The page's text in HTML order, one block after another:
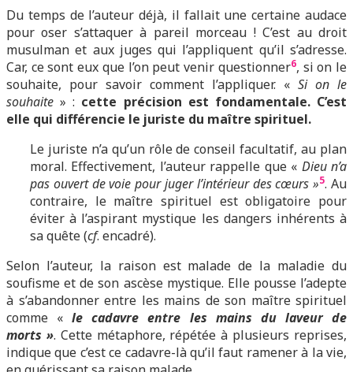
Du temps de l’auteur déjà, il fallait une certaine audace
pour oser s’attaquer à pareil morceau ! C’est au droit
musulman et aux juges qui l’appliquent qu’il s’adresse.
Car, ce sont eux que l’on peut venir questionner6, si on le
souhaite, pour savoir comment l’appliquer. « Si on le
souhaite » : cette précision est fondamentale. C’est
elle qui différencie le juriste du maître spirituel.
Le juriste n’a qu’un rôle de conseil facultatif, au plan
moral. Effectivement, l’auteur rappelle que « Dieu n’a
pas ouvert de voie pour juger l’intérieur des cœurs »5. Au
contraire, le maître spirituel est obligatoire pour
éviter à l’aspirant mystique les dangers inhérents à
sa quête (cf. encadré).
Selon l’auteur, la raison est malade de la maladie du
soufisme et de son ascèse mystique. Elle pousse l’adepte
à s’abandonner entre les mains de son maître spirituel
comme «le cadavre entre les mains du laveur de
morts ». Cette métaphore, répétée à plusieurs reprises,
indique que c’est ce cadavre-là qu’il faut ramener à la vie,